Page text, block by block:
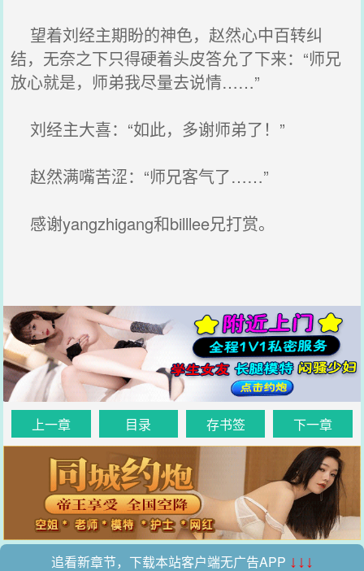
望着刘经主期盼的神色，赵然心中百转纠
结，无奈之下只得硬着头皮答允了下来：“师兄
放心就是，师弟我尽量去说情……”
刘经主大喜：“如此，多谢师弟了！”
赵然满嘴苦涩：“师兄客气了……”
感谢yangzhigang和billlee兄打赏。
上一章 目录 存书签 下一章
追看新章节，下载本站客户端无广告APP ↓↓↓